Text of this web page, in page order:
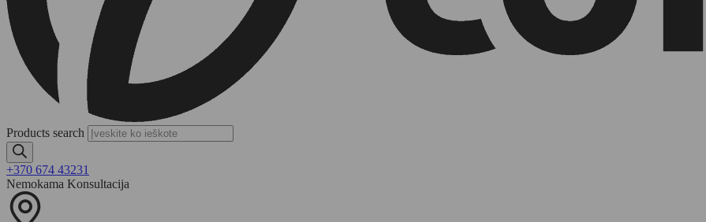
Products search
+370 674 43231
Nemokama Konsultacija